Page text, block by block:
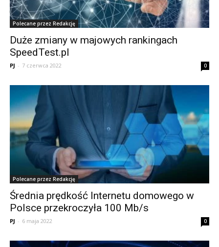
Polecane przez Redakcję
Duże zmiany w majowych rankingach
SpeedTest.pl
PJ - 7 czerwca 2022 0
Polecane przez Redakcję
Średnia prędkość Internetu domowego w
Polsce przekroczyła 100 Mb/s
PJ - 6 maja 2022 0